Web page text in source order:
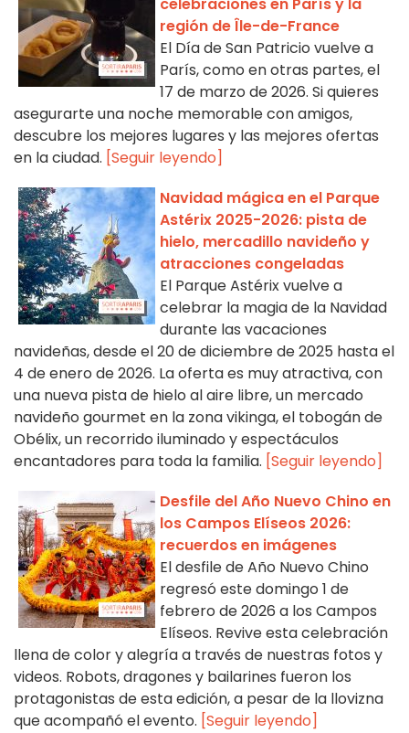
celebraciones en París y la
región de Île-de-France
El Día de San Patricio vuelve a
París, como en otras partes, el
17 de marzo de 2026. Si quieres
asegurarte una noche memorable con amigos,
descubre los mejores lugares y las mejores ofertas
en la ciudad. [Seguir leyendo]
Navidad mágica en el Parque
Astérix 2025-2026: pista de
hielo, mercadillo navideño y
atracciones congeladas
El Parque Astérix vuelve a
celebrar la magia de la Navidad
durante las vacaciones
navideñas, desde el 20 de diciembre de 2025 hasta el
4 de enero de 2026. La oferta es muy atractiva, con
una nueva pista de hielo al aire libre, un mercado
navideño gourmet en la zona vikinga, el tobogán de
Obélix, un recorrido iluminado y espectáculos
encantadores para toda la familia. [Seguir leyendo]
Desfile del Año Nuevo Chino en
los Campos Elíseos 2026:
recuerdos en imágenes
El desfile de Año Nuevo Chino
regresó este domingo 1 de
febrero de 2026 a los Campos
Elíseos. Revive esta celebración
llena de color y alegría a través de nuestras fotos y
videos. Robots, dragones y bailarines fueron los
protagonistas de esta edición, a pesar de la llovizna
que acompañó el evento. [Seguir leyendo]